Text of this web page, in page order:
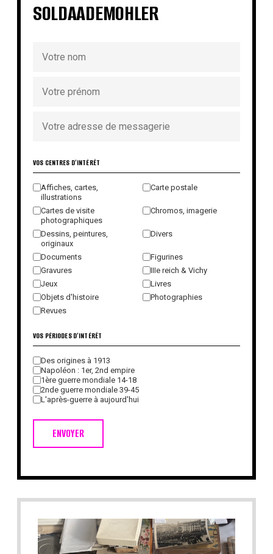
SOLDAADEMOHLER
VOS CENTRES D'INTÉRÊT
Affiches, cartes,
illustrations
Carte postale
Cartes de visite
photographiques
Chromos, imagerie
Dessins, peintures,
originaux
Divers
Documents
Figurines
Gravures
IIIe reich & Vichy
Jeux
Livres
Objets d'histoire
Photographies
Revues
ENVOYER
VOS PÉRIODES D'INTÉRÊT
Des origines à 1913
Napoléon : 1er, 2nd empire
1ère guerre mondiale 14-18
2nde guerre mondiale 39-45
L'après-guerre à aujourd'hui